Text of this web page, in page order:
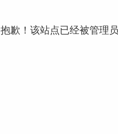
抱歉！该站点已经被管理